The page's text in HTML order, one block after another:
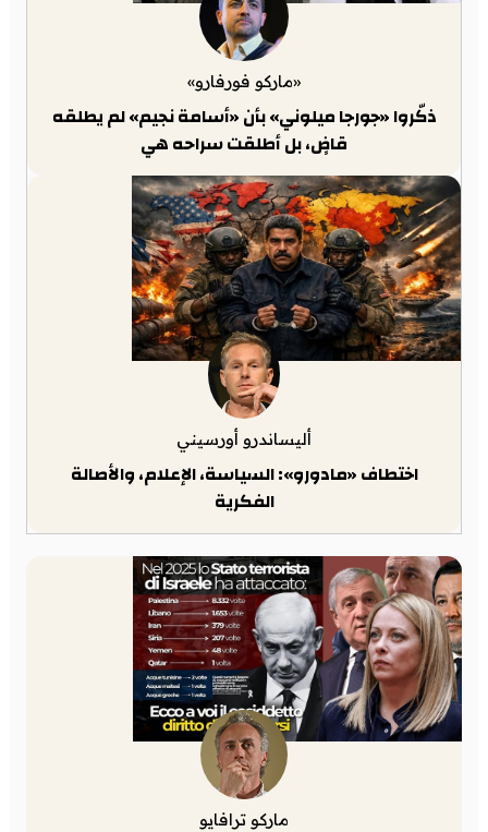
«ماركو فورفارو»
ذكّروا «جورجا ميلوني» بأن «أسامة نجيم» لم يطلقه
قاضٍ، بل أطلقت سراحه هي
أليساندرو أورسيني
اختطاف «مادورو»: السياسة، الإعلام، والأصالة
الفكرية
ماركو ترافايو